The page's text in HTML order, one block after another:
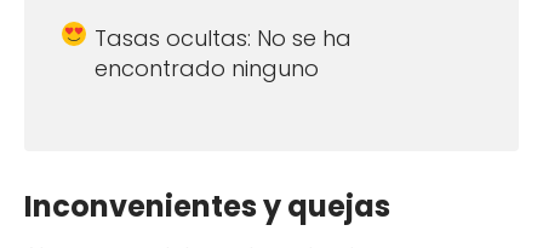
Tasas ocultas: No se ha
encontrado ninguno
Inconvenientes y quejas